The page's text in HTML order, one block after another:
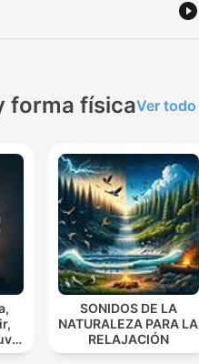
forma físicaVer todo
SONIDOS DE LA
NATURALEZA PARA LA
RELAJACIÓN